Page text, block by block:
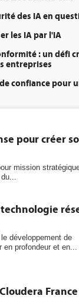
pour créer
mission
développement de
en profondeur et en...
France